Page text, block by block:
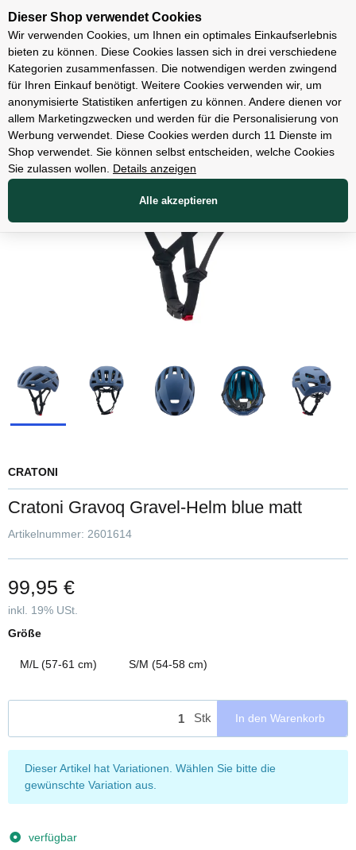
Unsere Filialen
Bekleidung
CRATONI
Cratoni Gravoq Gravel-Helm blue matt
Artikelnummer: 2601614
99,95 €
inkl. 19% USt.
Größe
M/L (57-61 cm) S/M (54-58 cm)
Stk In den Warenkorb
x
Dieser Artikel hat Variationen. Wählen Sie bitte die
gewünschte Variation aus.
verfügbar
Dieser Shop verwendet Cookies
Wir verwenden Cookies, um Ihnen ein optimales Einkaufserlebnis
bieten zu können. Diese Cookies lassen sich in drei verschiedene
Kategorien zusammenfassen. Die notwendigen werden zwingend
für Ihren Einkauf benötigt. Weitere Cookies verwenden wir, um
anonymisierte Statistiken anfertigen zu können. Andere dienen vor
allem Marketingzwecken und werden für die Personalisierung von
Werbung verwendet. Diese Cookies werden durch 11 Dienste im
Shop verwendet. Sie können selbst entscheiden, welche Cookies
Sie zulassen wollen.
Details anzeigen
Alle akzeptieren